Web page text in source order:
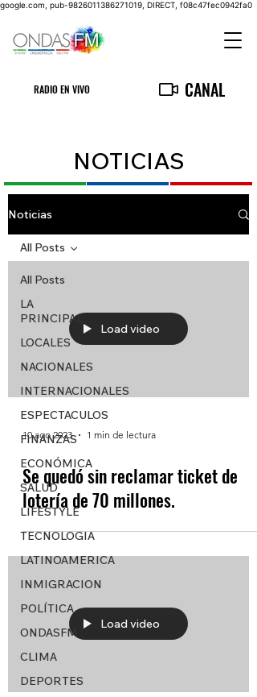
google.com, pub-9826011386271019, DIRECT, f08c47fec0942fa0
RADIO EN VIVO CANAL
NOTICIAS
Noticias
All Posts
LA
PRINCIPAL
LOCALES
NACIONALES
INTERNACIONALES
ESPECTACULOS
FINANZAS
ECONÓMICA
SALUD
LIFESTYLE
TECNOLOGIA
LATINOAMERICA
INMIGRACION
POLÍTICA
ONDASFM
CLIMA
DEPORTES
All Posts
Load video
10 ago 2023 1 min de lectura
Se quedó sin reclamar ticket de
lotería de 70 millones.
Load video